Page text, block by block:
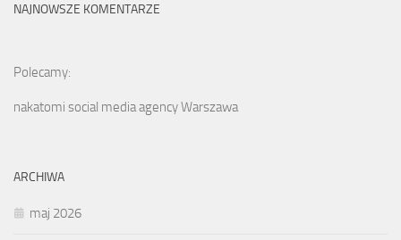
NAJNOWSZE KOMENTARZE
Polecamy:
nakatomi social media agency Warszawa
ARCHIWA
maj 2026